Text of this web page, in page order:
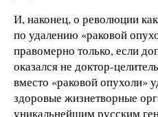
И, наконец, о революции
по удалению «раковой
правомерно только, если
оказался не доктор-
вместо «раковой опухоли»
здоровые жизнетворные
уникальнейшим русским